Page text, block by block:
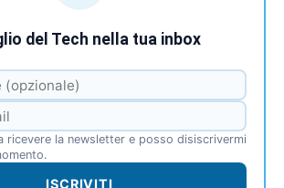
del Tech nella tua inbox
ricevere la newsletter e posso disiscrivermi
ISCRIVITI